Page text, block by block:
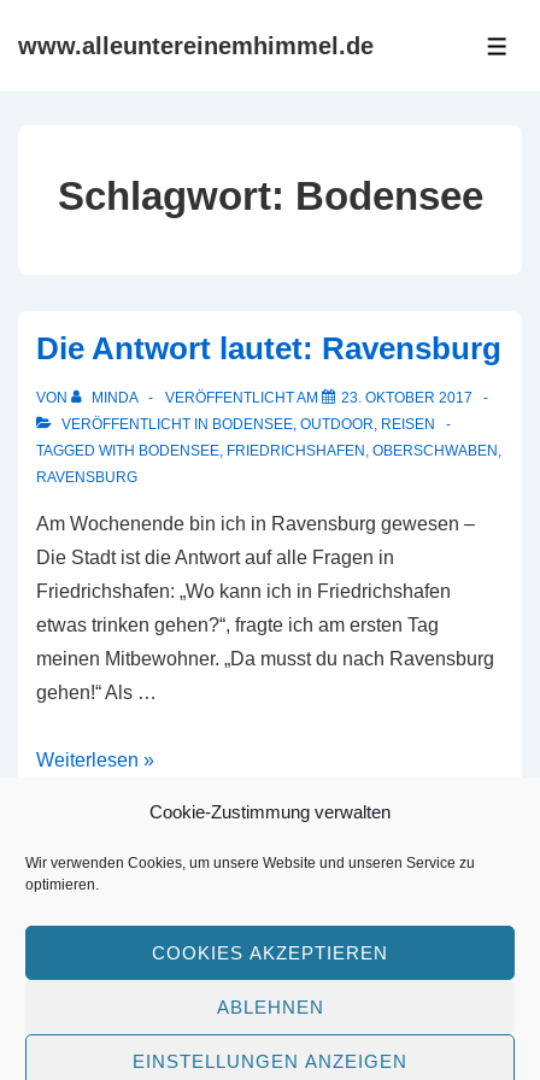
Cookie-Zustimmung verwalten
Wir verwenden Cookies, um unsere Website und unseren Service zu
optimieren.
COOKIES AKZEPTIEREN
ABLEHNEN
EINSTELLUNGEN ANZEIGEN
Zumwww.alleuntereinemhimmel.de
Schlagwort: Bodensee
Die Antwort lautet: Ravensburg
VON MINDA VERÖFFENTLICHT AM
23. OKTOBER 2017
VERÖFFENTLICHT IN BODENSEE, OUTDOOR, REISEN
TAGGED WITH BODENSEE, FRIEDRICHSHAFEN , OBERSCHWABEN ,
RAVENSBURG
Am Wochenende bin ich in Ravensburg gewesen –
Die Stadt ist die Antwort auf alle Fragen in
Friedrichshafen: „Wo kann ich in Friedrichshafen
etwas trinken gehen?“, fragte ich am ersten Tag
meinen Mitbewohner. „Da musst du nach Ravensburg
gehen!“ Als …
Die
Ravensburg
Weiterlesen »
www.alleuntereinemhimmel.de